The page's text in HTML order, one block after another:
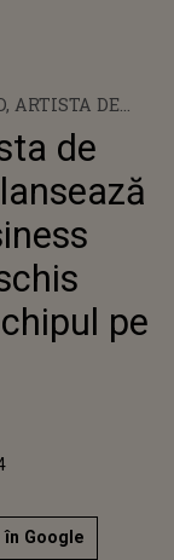
ARTISTA DE
SE
CE
ȘI-A
”ÎMI
de
pe
Google